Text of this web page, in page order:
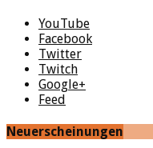
YouTube
Facebook
Twitter
Twitch
Google+
Feed
Neuerscheinungen